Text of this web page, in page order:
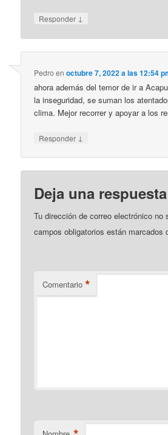
Responder ↓
Pedro enoctubre 7, 2022 a las 12:54
ahora además del temor de ir a
la inseguridad, se suman los
clima. Mejor recorrer y apoyar a los
Responder ↓
Deja una respuesta
Tu dirección de correo electrónico no
campos obligatorios están marcados
Comentario *